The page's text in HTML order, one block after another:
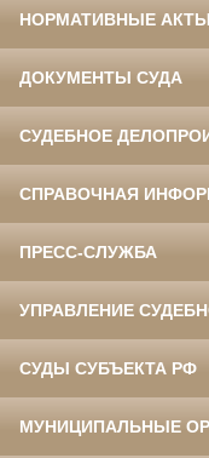
НОРМАТИВНЫЕ АКТЫ
ДОКУМЕНТЫ СУДА
СУДЕБНОЕ
СПРАВОЧНАЯ
ПРЕСС-СЛУЖБА
УПРАВЛЕНИЕ
СУДЫ СУБЪЕКТА РФ
МУНИЦИПАЛЬНЫЕ